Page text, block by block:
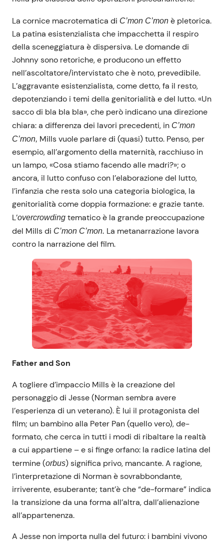
La cornice macrotematica di C’mon C’mon è pletorica.
La patina esistenzialista che impacchetta il respiro
della sceneggiatura è dispersiva. Le domande di
Johnny sono retoriche, e producono un effetto
nell’ascoltatore/intervistato che è noto, prevedibile.
L’aggravante esistenzialista, come detto, fa il resto,
depotenziando i temi della genitorialità e del lutto. «Un
sacco di bla bla bla», che però indicano una direzione
chiara: a differenza dei lavori precedenti, in C’mon
C’mon, Mills vuole parlare di (quasi) tutto. Penso, per
esempio, all’argomento della maternità, racchiuso in
un lampo, «Cosa stiamo facendo alle madri?»; o
ancora, il lutto confuso con l’elaborazione del lutto,
l’infanzia che resta solo una categoria biologica, la
genitorialità come doppia formazione: e grazie tante.
L’overcrowding tematico è la grande preoccupazione
del Mills di C’mon C’mon. La metanarrazione lavora
contro la narrazione del film.
Father and Son
A togliere d’impaccio Mills è la creazione del
personaggio di Jesse (Norman sembra avere
l’esperienza di un veterano). È lui il protagonista del
film; un bambino alla Peter Pan (quello vero), de-
formato, che cerca in tutti i modi di ribaltare la realtà
a cui appartiene – e si finge orfano: la radice latina del
termine (orbus) significa privo, mancante. A ragione,
l’interpretazione di Norman è sovrabbondante,
irriverente, esuberante; tant’è che “de-formare” indica
la transizione da una forma all’altra, dall’alienazione
all’appartenenza.
A Jesse non importa nulla del futuro: i bambini vivono